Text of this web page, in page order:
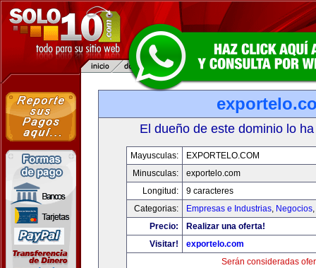
El dueño de este dominio lo
Mayusculas:
EXPORTELO.COM
Minusculas:
exportelo.com
Longitud:
9 caracteres
Categorias:
Empresas e Industrias, Negocios,
Precio:
Realizar una oferta!
Visitar!
exportelo.com
Serán consideradas